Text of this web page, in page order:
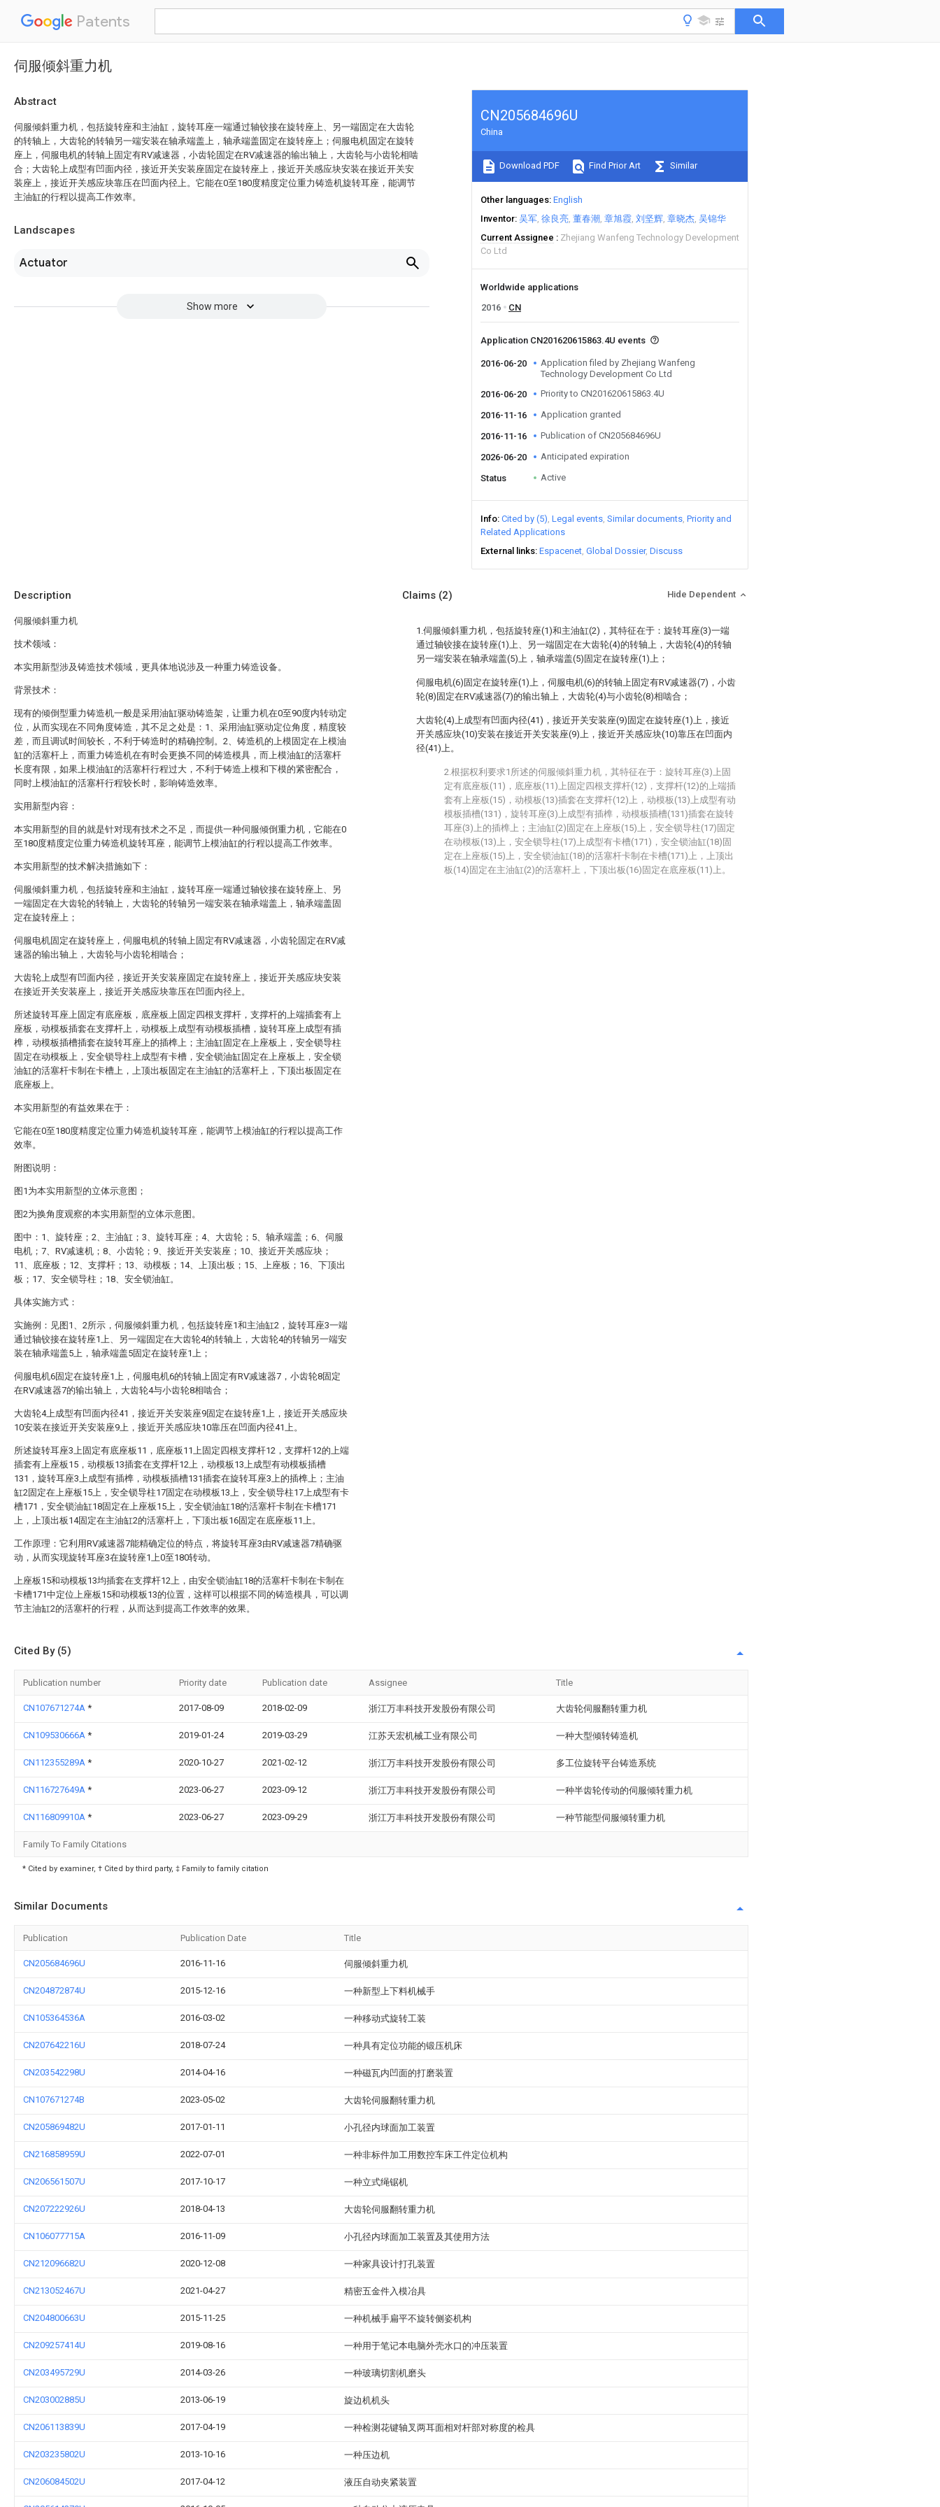
Patents
伺服倾斜重力机
Abstract
伺服倾斜重力机，包括旋转座和主油缸，旋转耳座一端通过轴铰接在旋转座上、另一端固定在大齿轮
的转轴上，大齿轮的转轴另一端安装在轴承端盖上，轴承端盖固定在旋转座上；伺服电机固定在旋转
座上，伺服电机的转轴上固定有RV减速器，小齿轮固定在RV减速器的输出轴上，大齿轮与小齿轮相啮
合；大齿轮上成型有凹面内径，接近开关安装座固定在旋转座上，接近开关感应块安装在接近开关安
装座上，接近开关感应块靠压在凹面内径上。它能在0至180度精度定位重力铸造机旋转耳座，能调节
主油缸的行程以提高工作效率。
Landscapes
Actuator
Show more
CN205684696U
China
Download PDF Find Prior Art Similar
Other languages English
Inventor 吴军 徐良亮 董春潮 章旭霞 刘坚辉 章晓杰 吴锦华
Current Assignee
Zhejiang Wanfeng Technology Development
Co Ltd
Worldwide applications
2016
CN
Application CN201620615863.4U events
2016-06-20
Application filed by Zhejiang Wanfeng
Technology Development Co Ltd
2016-06-20
Priority to CN201620615863.4U
2016-11-16 Application granted
2016-11-16 Publication of CN205684696U
2026-06-20 Anticipated expiration
Status Active
Info Cited by (5) Legal events Similar documents Priority and
Related Applications
External links Espacenet Global Dossier Discuss
Description
伺服倾斜重力机
技术领域：
本实用新型涉及铸造技术领域，更具体地说涉及一种重力铸造设备。
背景技术：
现有的倾倒型重力铸造机一般是采用油缸驱动铸造架，让重力机在0至90度内转动定
位，从而实现在不同角度铸造，其不足之处是：1、采用油缸驱动定位角度，精度较
差，而且调试时间较长，不利于铸造时的精确控制。2、铸造机的上模固定在上模油
缸的活塞杆上，而重力铸造机在有时会更换不同的铸造模具，而上模油缸的活塞杆
长度有限，如果上模油缸的活塞杆行程过大，不利于铸造上模和下模的紧密配合，
同时上模油缸的活塞杆行程较长时，影响铸造效率。
实用新型内容：
本实用新型的目的就是针对现有技术之不足，而提供一种伺服倾倒重力机，它能在0
至180度精度定位重力铸造机旋转耳座，能调节上模油缸的行程以提高工作效率。
本实用新型的技术解决措施如下：
伺服倾斜重力机，包括旋转座和主油缸，旋转耳座一端通过轴铰接在旋转座上、另
一端固定在大齿轮的转轴上，大齿轮的转轴另一端安装在轴承端盖上，轴承端盖固
定在旋转座上；
伺服电机固定在旋转座上，伺服电机的转轴上固定有RV减速器，小齿轮固定在RV减
速器的输出轴上，大齿轮与小齿轮相啮合；
大齿轮上成型有凹面内径，接近开关安装座固定在旋转座上，接近开关感应块安装
在接近开关安装座上，接近开关感应块靠压在凹面内径上。
所述旋转耳座上固定有底座板，底座板上固定四根支撑杆，支撑杆的上端插套有上
座板，动模板插套在支撑杆上，动模板上成型有动模板插槽，旋转耳座上成型有插
榫，动模板插槽插套在旋转耳座上的插榫上；主油缸固定在上座板上，安全锁导柱
固定在动模板上，安全锁导柱上成型有卡槽，安全锁油缸固定在上座板上，安全锁
油缸的活塞杆卡制在卡槽上，上顶出板固定在主油缸的活塞杆上，下顶出板固定在
底座板上。
本实用新型的有益效果在于：
它能在0至180度精度定位重力铸造机旋转耳座，能调节上模油缸的行程以提高工作
效率。
附图说明：
图1为本实用新型的立体示意图；
图2为换角度观察的本实用新型的立体示意图。
图中：1、旋转座；2、主油缸；3、旋转耳座；4、大齿轮；5、轴承端盖；6、伺服
电机；7、RV减速机；8、小齿轮；9、接近开关安装座；10、接近开关感应块；
11、底座板；12、支撑杆；13、动模板；14、上顶出板；15、上座板；16、下顶出
板；17、安全锁导柱；18、安全锁油缸。
具体实施方式：
实施例：见图1、2所示，伺服倾斜重力机，包括旋转座1和主油缸2，旋转耳座3一端
通过轴铰接在旋转座1上、另一端固定在大齿轮4的转轴上，大齿轮4的转轴另一端安
装在轴承端盖5上，轴承端盖5固定在旋转座1上；
伺服电机6固定在旋转座1上，伺服电机6的转轴上固定有RV减速器7，小齿轮8固定
在RV减速器7的输出轴上，大齿轮4与小齿轮8相啮合；
大齿轮4上成型有凹面内径41，接近开关安装座9固定在旋转座1上，接近开关感应块
10安装在接近开关安装座9上，接近开关感应块10靠压在凹面内径41上。
所述旋转耳座3上固定有底座板11，底座板11上固定四根支撑杆12，支撑杆12的上端
插套有上座板15，动模板13插套在支撑杆12上，动模板13上成型有动模板插槽
131，旋转耳座3上成型有插榫，动模板插槽131插套在旋转耳座3上的插榫上；主油
缸2固定在上座板15上，安全锁导柱17固定在动模板13上，安全锁导柱17上成型有卡
槽171，安全锁油缸18固定在上座板15上，安全锁油缸18的活塞杆卡制在卡槽171
上，上顶出板14固定在主油缸2的活塞杆上，下顶出板16固定在底座板11上。
工作原理：它利用RV减速器7能精确定位的特点，将旋转耳座3由RV减速器7精确驱
动，从而实现旋转耳座3在旋转座1上0至180转动。
上座板15和动模板13均插套在支撑杆12上，由安全锁油缸18的活塞杆卡制在卡制在
卡槽171中定位上座板15和动模板13的位置，这样可以根据不同的铸造模具，可以调
节主油缸2的活塞杆的行程，从而达到提高工作效率的效果。
Claims (2) Hide Dependent
1.伺服倾斜重力机，包括旋转座(1)和主油缸(2)，其特征在于：旋转耳座(3)一端
通过轴铰接在旋转座(1)上、另一端固定在大齿轮(4)的转轴上，大齿轮(4)的转轴
另一端安装在轴承端盖(5)上，轴承端盖(5)固定在旋转座(1)上；
伺服电机(6)固定在旋转座(1)上，伺服电机(6)的转轴上固定有RV减速器(7)，小齿
轮(8)固定在RV减速器(7)的输出轴上，大齿轮(4)与小齿轮(8)相啮合；
大齿轮(4)上成型有凹面内径(41)，接近开关安装座(9)固定在旋转座(1)上，接近
开关感应块(10)安装在接近开关安装座(9)上，接近开关感应块(10)靠压在凹面内
径(41)上。
2.根据权利要求1所述的伺服倾斜重力机，其特征在于：旋转耳座(3)上固
定有底座板(11)，底座板(11)上固定四根支撑杆(12)，支撑杆(12)的上端插
套有上座板(15)，动模板(13)插套在支撑杆(12)上，动模板(13)上成型有动
模板插槽(131)，旋转耳座(3)上成型有插榫，动模板插槽(131)插套在旋转
耳座(3)上的插榫上；主油缸(2)固定在上座板(15)上，安全锁导柱(17)固定
在动模板(13)上，安全锁导柱(17)上成型有卡槽(171)，安全锁油缸(18)固
定在上座板(15)上，安全锁油缸(18)的活塞杆卡制在卡槽(171)上，上顶出
板(14)固定在主油缸(2)的活塞杆上，下顶出板(16)固定在底座板(11)上。
Cited By (5)
Publication number Priority date Publication date Assignee Title
CN107671274A * 2017-08-09 2018-02-09 浙江万丰科技开发股份有限公司 大齿轮伺服翻转重力机
CN109530666A * 2019-01-24 2019-03-29 江苏天宏机械工业有限公司 一种大型倾转铸造机
CN112355289A * 2020-10-27 2021-02-12 浙江万丰科技开发股份有限公司 多工位旋转平台铸造系统
CN116727649A * 2023-06-27 2023-09-12 浙江万丰科技开发股份有限公司 一种半齿轮传动的伺服倾转重力机
CN116809910A * 2023-06-27 2023-09-29 浙江万丰科技开发股份有限公司 一种节能型伺服倾转重力机
Family To Family Citations
* Cited by examiner, † Cited by third party, ‡ Family to family citation
Similar Documents
Publication Publication Date Title
CN205684696U 2016-11-16 伺服倾斜重力机
CN204872874U 2015-12-16 一种新型上下料机械手
CN105364536A 2016-03-02 一种移动式旋转工装
CN207642216U 2018-07-24 一种具有定位功能的锻压机床
CN203542298U 2014-04-16 一种磁瓦内凹面的打磨装置
CN107671274B 2023-05-02 大齿轮伺服翻转重力机
CN205869482U 2017-01-11 小孔径内球面加工装置
CN216858959U 2022-07-01 一种非标件加工用数控车床工件定位机构
CN206561507U 2017-10-17 一种立式绳锯机
CN207222926U 2018-04-13 大齿轮伺服翻转重力机
CN106077715A 2016-11-09 小孔径内球面加工装置及其使用方法
CN212096682U 2020-12-08 一种家具设计打孔装置
CN213052467U 2021-04-27 精密五金件入模冶具
CN204800663U 2015-11-25 一种机械手扁平不旋转侧姿机构
CN209257414U 2019-08-16 一种用于笔记本电脑外壳水口的冲压装置
CN203495729U 2014-03-26 一种玻璃切割机磨头
CN203002885U 2013-06-19 旋边机机头
CN206113839U 2017-04-19 一种检测花键轴叉两耳面相对杆部对称度的检具
CN203235802U 2013-10-16 一种压边机
CN206084502U 2017-04-12 液压自动夹紧装置